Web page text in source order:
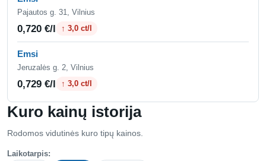
Kuro kainų istorija
Rodomos vidutinės kuro tipų kainos.
Laikotarpis:
Pajautos g. 31, Vilnius
0,720 €/l ↑ 3,0 ct/l
Emsi
Jeruzalės g. 2, Vilnius
0,729 €/l ↑ 3,0 ct/l